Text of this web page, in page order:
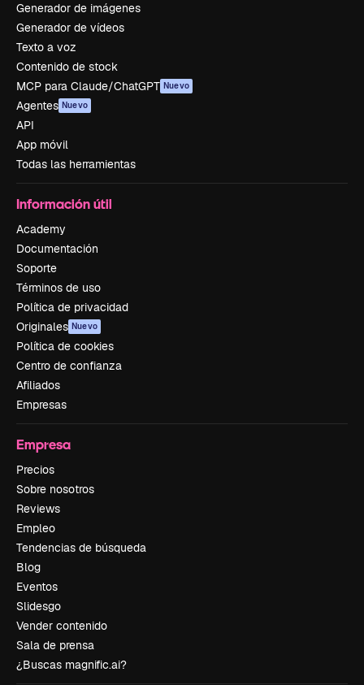
Generador de imágenes
Generador de vídeos
Texto a voz
Contenido de stock
MCP para Claude/ChatGPT Nuevo
Agentes Nuevo
API
App móvil
Todas las herramientas
Información útil
Academy
Documentación
Soporte
Términos de uso
Política de privacidad
Originales Nuevo
Política de cookies
Centro de confianza
Afiliados
Empresas
Empresa
Precios
Sobre nosotros
Reviews
Empleo
Tendencias de búsqueda
Blog
Eventos
Slidesgo
Vender contenido
Sala de prensa
¿Buscas magnific.ai?